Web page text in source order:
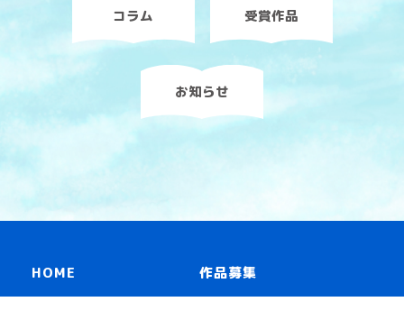
コラム 受賞作品
お知らせ
HOME
作品募集